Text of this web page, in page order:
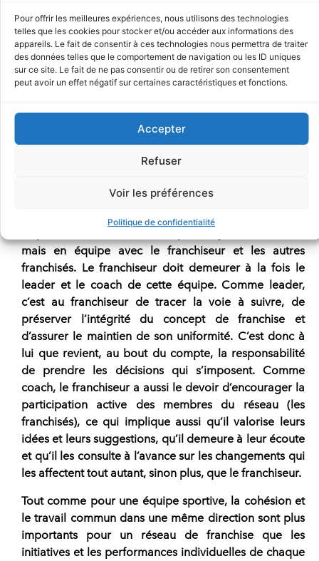
Pour offrir les meilleures expériences, nous utilisons des technologies
telles que les cookies pour stocker et/ou accéder aux informations des
appareils. Le fait de consentir à ces technologies nous permettra de traiter
des données telles que le comportement de navigation ou les ID uniques
sur ce site. Le fait de ne pas consentir ou de retirer son consentement
peut avoir un effet négatif sur certaines caractéristiques et fonctions.
Accepter
Refuser
Voir les préférences
Politique de confidentialité
évaluées par le franchiseur.
Plusieurs des changements les plus importants et
profitables apportés par des réseaux de franchises
sont le fruit d’idées émises par un ou des franchisés.
Big Mac®, l’œuf McMuffin® et son clown Ronald
McDonald®) proviennent d’idées émises par des
un rôle important à jouer dans l’évolution du concept
mais en équipe avec le franchiseur et les autres
franchisés. Le franchiseur doit demeurer à la fois le
leader et le coach de cette équipe. Comme leader,
c’est au franchiseur de tracer la voie à suivre, de
préserver l’intégrité du concept de franchise et
d’assurer le maintien de son uniformité. C’est donc à
lui que revient, au bout du compte, la responsabilité
de prendre les décisions qui s’imposent. Comme
coach, le franchiseur a aussi le devoir d’encourager la
participation active des membres du réseau (les
franchisés), ce qui implique aussi qu’il valorise leurs
idées et leurs suggestions, qu’il demeure à leur écoute
et qu’il les consulte à l’avance sur les changements qui
les affectent tout autant, sinon plus, que le franchiseur.
Tout comme pour une équipe sportive, la cohésion et
le travail commun dans une même direction sont plus
importants pour un réseau de franchise que les
initiatives et les performances individuelles de chaque